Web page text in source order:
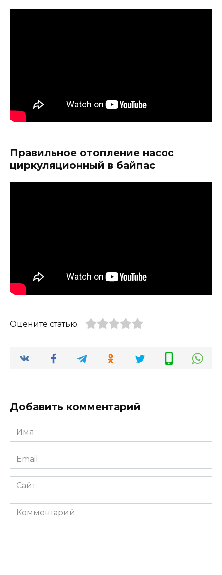
Правильное отопление насос
циркуляционный в байпас
Оцените статью
Добавить комментарий
Имя
*
Email
*
Сайт
Комментарий